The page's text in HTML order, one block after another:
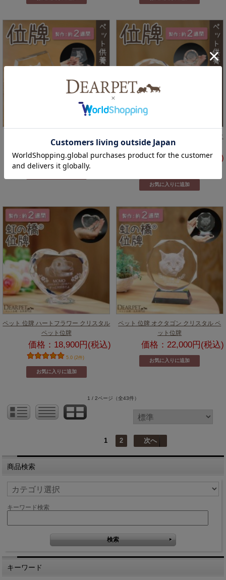
ト位牌
価格：15,800円(税込)
ペット 位牌 キュートサークル クリスタ
ル ペット位牌
価格：18,900円(税込)
ペット 位牌 ハートフラワー クリスタル
ペット位牌
価格：18,900円(税込)
5.0 (2件)
ペット 位牌 オクタゴン クリスタル ペ
ット位牌
価格：22,000円(税込)
1 / 2ページ （全43件）
1 2 次へ
商品検索
キーワード検索
キーワード